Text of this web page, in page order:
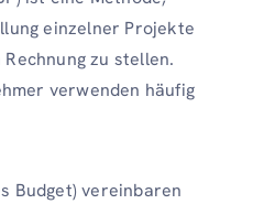
einzelner Projekte
zu stellen.
verwenden häufig
Budget) vereinbaren